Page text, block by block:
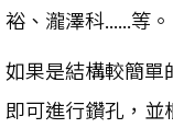
裕、瀧澤科......等。
如果是結構較簡單
即可進行鑽孔，